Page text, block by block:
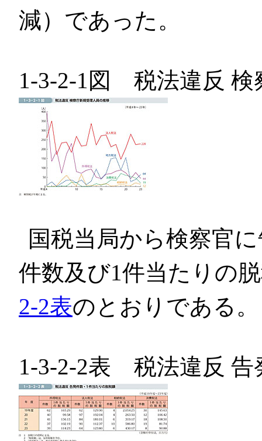
減）であった。
1-3-2-1図 税法違反 検
国税当局から検察官
件数及び1件当たりの
2-2表のとおりである。
1-3-2-2表 税法違反 告